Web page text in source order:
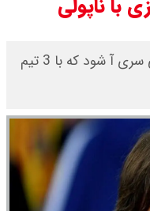
با ناپولی
آنتونیو کونته می خواهد اولین مربی سری آ شود که با 3 تیم